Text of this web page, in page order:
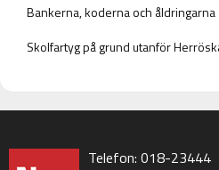
Bankerna, koderna och åldringarna
Skolfartyg på grund utanför
Telefon: 018-23444